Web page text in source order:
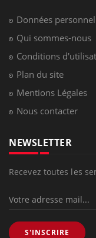
Données
Qui sommes-nous
Conditions
Plan du site
Mentions Légales
Nous contacter
NEWSLETTER
Recevez toutes les
S'INSCRIRE